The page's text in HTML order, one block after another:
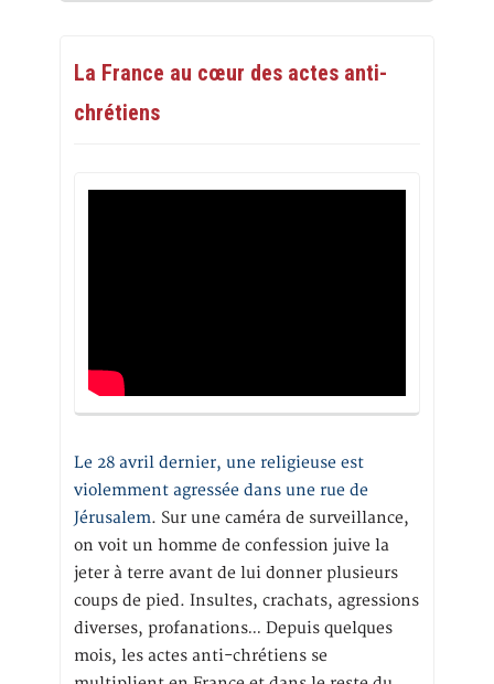
La France au cœur des actes anti-
chrétiens
Le 28 avril dernier, une religieuse est
violemment agressée dans une rue de
Jérusalem. Sur une caméra de surveillance,
on voit un homme de confession juive la
jeter à terre avant de lui donner plusieurs
coups de pied. Insultes, crachats, agressions
diverses, profanations… Depuis quelques
mois, les actes anti-chrétiens se